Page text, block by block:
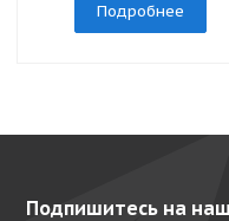
Подробнее
Подпишитесь на